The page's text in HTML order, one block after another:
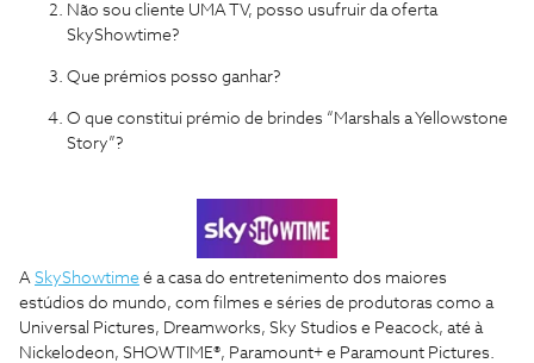
Não sou cliente UMA TV, posso usufruir da oferta
SkyShowtime?
Que prémios posso ganhar?
O que constitui prémio de brindes “Marshals a Yellowstone
Story”?
A SkyShowtime é a casa do entretenimento dos maiores
estúdios do mundo, com filmes e séries de produtoras como a
Universal Pictures, Dreamworks, Sky Studios e Peacock, até à
Nickelodeon, SHOWTIME®, Paramount+ e Paramount Pictures.